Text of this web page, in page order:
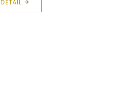
DETAIL